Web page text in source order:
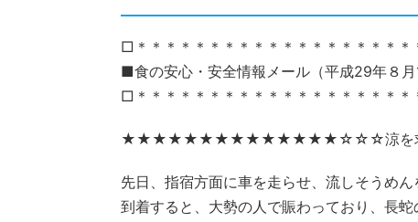
□＊＊＊＊＊＊＊＊＊＊＊＊＊＊＊＊＊＊
■食の安心・安全情報メール（平成29年８
□＊＊＊＊＊＊＊＊＊＊＊＊＊＊＊＊＊＊
★★★★★★★★★★★★★★☆☆☆涼
先日、指宿方面に車を走らせ、流しそうめん
到着すると、大勢の人で賑わっており、長